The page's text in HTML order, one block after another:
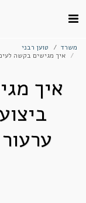
משרד
טוען רבני
איך מגישים בקשה
איך